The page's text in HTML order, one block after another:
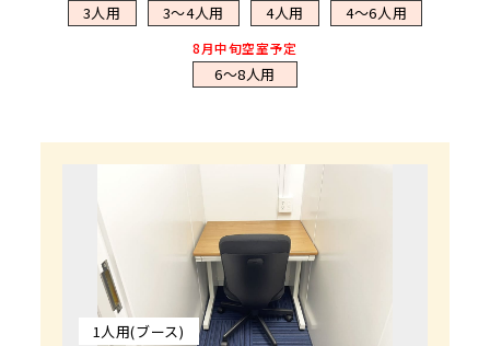
3人用
3～4人用 4人用 4～6人用
8月中旬空室予定
6～8人用
1人用(ブース)
1人用
2人用
2～3人用
3人用
3～4人用
4人用
4～6人用
6～8人用